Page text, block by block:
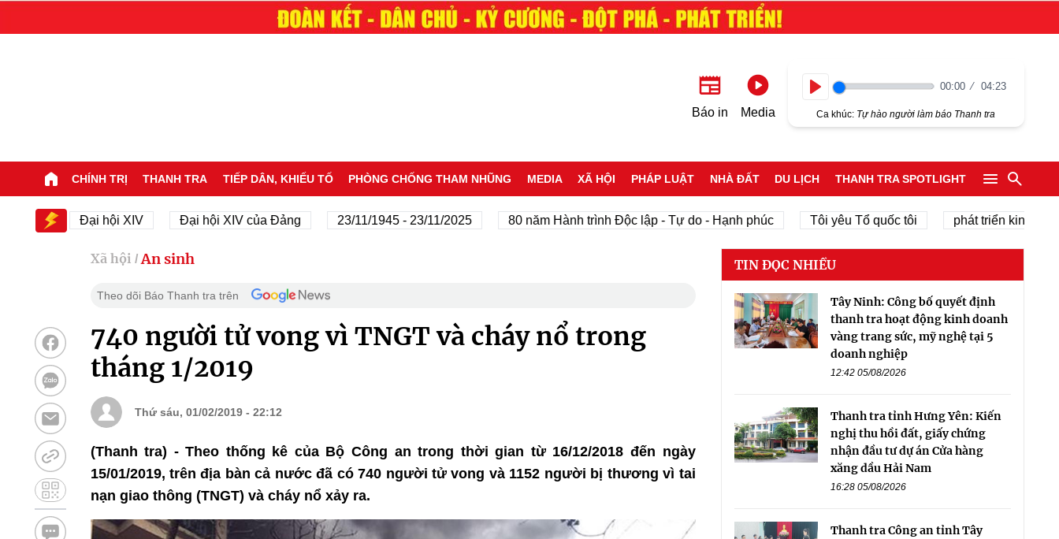
Báo in Media
00:00 04:23
Ca khúc: Tự hào người làm báo Thanh tra
CHÍNH TRỊ THANH TRA TIẾP DÂN, KHIẾU TỐ PHÒNG CHỐNG THAM NHŨNG MEDIA XÃ HỘI PHÁP LUẬT NHÀ ĐẤT DU LỊCH THANH TRA SPOTLIGHT
Đại hội XIV Đại hội XIV của Đảng 23/11/1945 - 23/11/2025 80 năm Hành trình Độc lập - Tự do - Hạnh phúc Tôi yêu Tổ quốc tôi phát triển kinh tế tư nhân
Xã hội / An sinh
Theo dõi Báo Thanh tra trên
740 người tử vong vì TNGT và cháy nổ trong
tháng 1/2019
Thứ sáu, 01/02/2019 - 22:12
(Thanh tra) - Theo thống kê của Bộ Công an trong thời gian từ 16/12/2018 đến ngày
15/01/2019, trên địa bàn cả nước đã có 740 người tử vong và 1152 người bị thương vì tai
nạn giao thông (TNGT) và cháy nổ xảy ra.
TIN ĐỌC NHIỀU
Tây Ninh: Công bố quyết định
thanh tra hoạt động kinh doanh
vàng trang sức, mỹ nghệ tại 5
doanh nghiệp
12:42 05/08/2026
Thanh tra tỉnh Hưng Yên: Kiến
nghị thu hồi đất, giấy chứng
nhận đầu tư dự án Cửa hàng
xăng dầu Hải Nam
16:28 05/08/2026
Thanh tra Công an tỉnh Tây